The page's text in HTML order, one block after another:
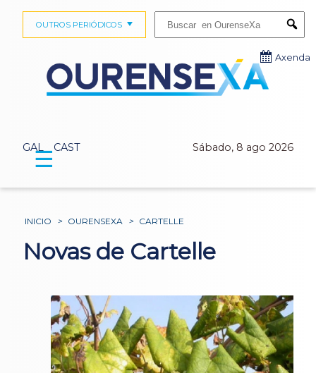
GAL CAST Sábado, 8 ago 2026
OUTROS PERIÓDICOS
Axenda
☰
INICIO > OURENSEXA > CARTELLE
Novas de Cartelle